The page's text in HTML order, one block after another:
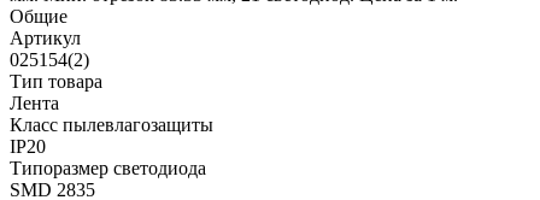
Общие
Артикул
025154(2)
Тип товара
Лента
Класс пылевлагозащиты
IP20
Типоразмер светодиода
SMD 2835